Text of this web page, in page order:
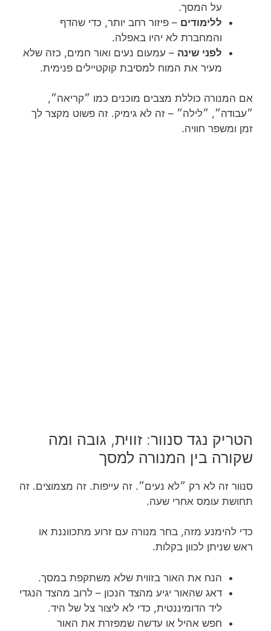
על המסך.
ללימודים – פיזור רחב יותר, כדי שהדף
והמחברת לא יהיו באפלה.
לפני שינה – עמעום נעים ואור חמים, כזה שלא
מעיר את המוח למסיבת קוקטיילים פנימית.
אם המנורה כוללת מצבים מוכנים כמו ״קריאה״,
״עבודה״, ״לילה״ – זה לא גימיק. זה פשוט מקצר לך
זמן ומשפר חוויה.
הטריק נגד סנוור: זווית, גובה ומה
שקורה בין המנורה למסך
סנוור זה לא רק ״לא נעים״. זה עייפות. זה מצמוצים. זה
תחושת עומס אחרי שעה.
כדי להימנע מזה, בחר מנורה עם זרוע מתכווננת או
ראש שניתן לכוון בקלות.
הנח את האור בזווית שלא משתקפת במסך.
דאג שהאור יגיע מהצד הנכון – לרוב מהצד הנגדי
ליד הדומיננטית, כדי לא ליצור צל של היד.
חפש אהיל או עדשה שמפזרת את האור